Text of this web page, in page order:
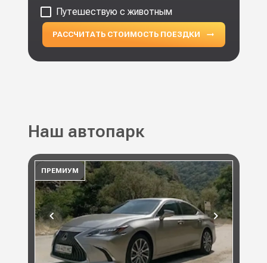
Путешествую с животным
РАССЧИТАТЬ СТОИМОСТЬ ПОЕЗДКИ
Наш автопарк
ПРЕМИУМ